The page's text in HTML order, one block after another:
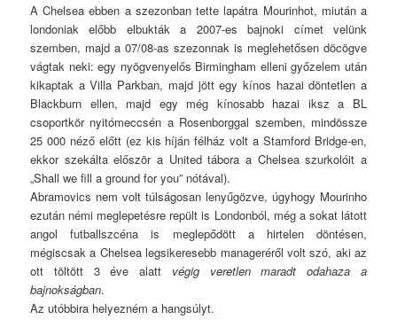
A Chelsea ebben a szezonban tette lapátra Mourinhot, miután a
londoniak előbb elbukták a 2007-es bajnoki címet velünk
szemben, majd a 07/08-as szezonnak is meglehetősen döcögve
vágtak neki: egy nyögvenyelős Birmingham elleni győzelem után
kikaptak a Villa Parkban, majd jött egy kínos hazai döntetlen a
Blackburn ellen, majd egy még kínosabb hazai iksz a BL
csoportkör nyitómeccsén a Rosenborggal szemben, mindössze
25 000 néző előtt (ez kis híján félház volt a Stamford Bridge-en,
ekkor szekálta először a United tábora a Chelsea szurkolóit a
„Shall we fill a ground for you” nótával).
Abramovics nem volt túlságosan lenyűgözve, úgyhogy Mourinho
ezután némi meglepetésre repült is Londonból, még a sokat látott
angol futballszcéna is meglepődött a hirtelen döntésen,
mégiscsak a Chelsea legsikeresebb manageréről volt szó, aki az
ott töltött 3 éve alatt végig veretlen maradt odahaza a
bajnokságban.
Az utóbbira helyezném a hangsúlyt.